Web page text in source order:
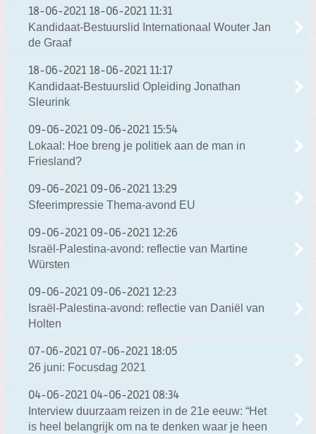
18-06-2021 18-06-2021 11:31
Kandidaat-Bestuurslid Internationaal Wouter Jan
de Graaf
18-06-2021 18-06-2021 11:17
Kandidaat-Bestuurslid Opleiding Jonathan
Sleurink
09-06-2021 09-06-2021 15:54
Lokaal: Hoe breng je politiek aan de man in
Friesland?
09-06-2021 09-06-2021 13:29
Sfeerimpressie Thema-avond EU
09-06-2021 09-06-2021 12:26
Israël-Palestina-avond: reflectie van Martine
Würsten
09-06-2021 09-06-2021 12:23
Israël-Palestina-avond: reflectie van Daniël van
Holten
07-06-2021 07-06-2021 18:05
26 juni: Focusdag 2021
04-06-2021 04-06-2021 08:34
Interview duurzaam reizen in de 21e eeuw: “Het
is heel belangrijk om na te denken waar je heen